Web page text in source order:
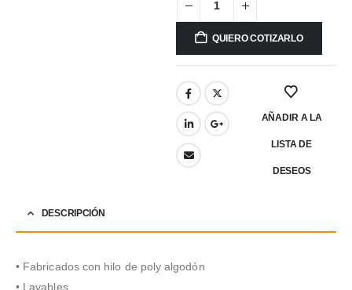
QUIERO COTIZARLO
AÑADIR A LA
LISTA DE
DESEOS
DESCRIPCIÓN
• Fabricados con hilo de poly algodón
• Lavables